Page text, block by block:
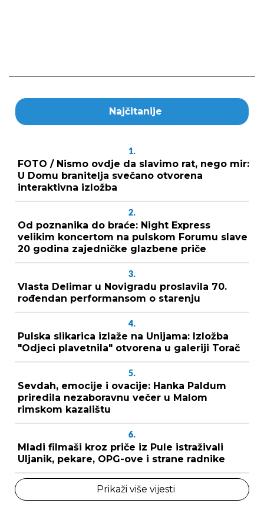
Najčitanije
1.
FOTO / Nismo ovdje da slavimo rat, nego mir:
U Domu branitelja svečano otvorena
interaktivna izložba
2.
Od poznanika do braće: Night Express
velikim koncertom na pulskom Forumu slave
20 godina zajedničke glazbene priče
3.
Vlasta Delimar u Novigradu proslavila 70.
rođendan performansom o starenju
4.
Pulska slikarica izlaže na Unijama: Izložba
"Odjeci plavetnila" otvorena u galeriji Torač
5.
Sevdah, emocije i ovacije: Hanka Paldum
priredila nezaboravnu večer u Malom
rimskom kazalištu
6.
Mladi filmaši kroz priče iz Pule istraživali
Uljanik, pekare, OPG-ove i strane radnike
Prikaži više vijesti